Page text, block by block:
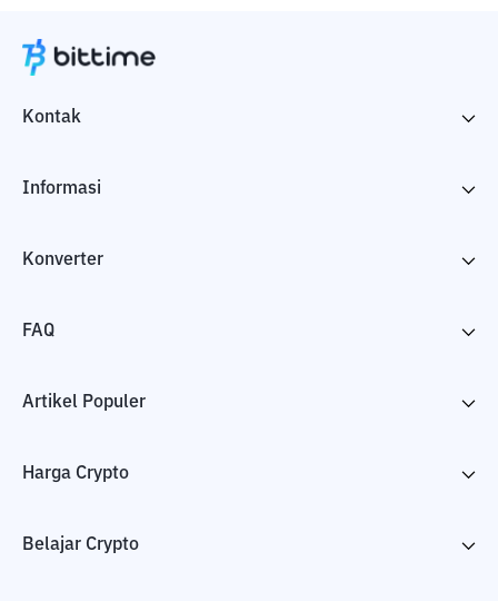
Kontak
Informasi
Konverter
FAQ
Artikel Populer
Harga Crypto
Belajar Crypto